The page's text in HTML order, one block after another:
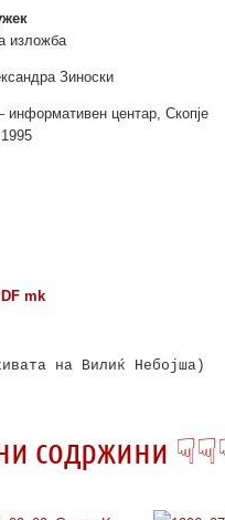
изложба
Зиноски
информативен центар, Скопје
mk
на Вилиќ Небојша)
содржини